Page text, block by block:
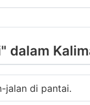
dalam
jalan di pantai.